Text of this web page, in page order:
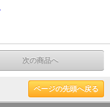
次の商品へ
ページの先頭へ戻る